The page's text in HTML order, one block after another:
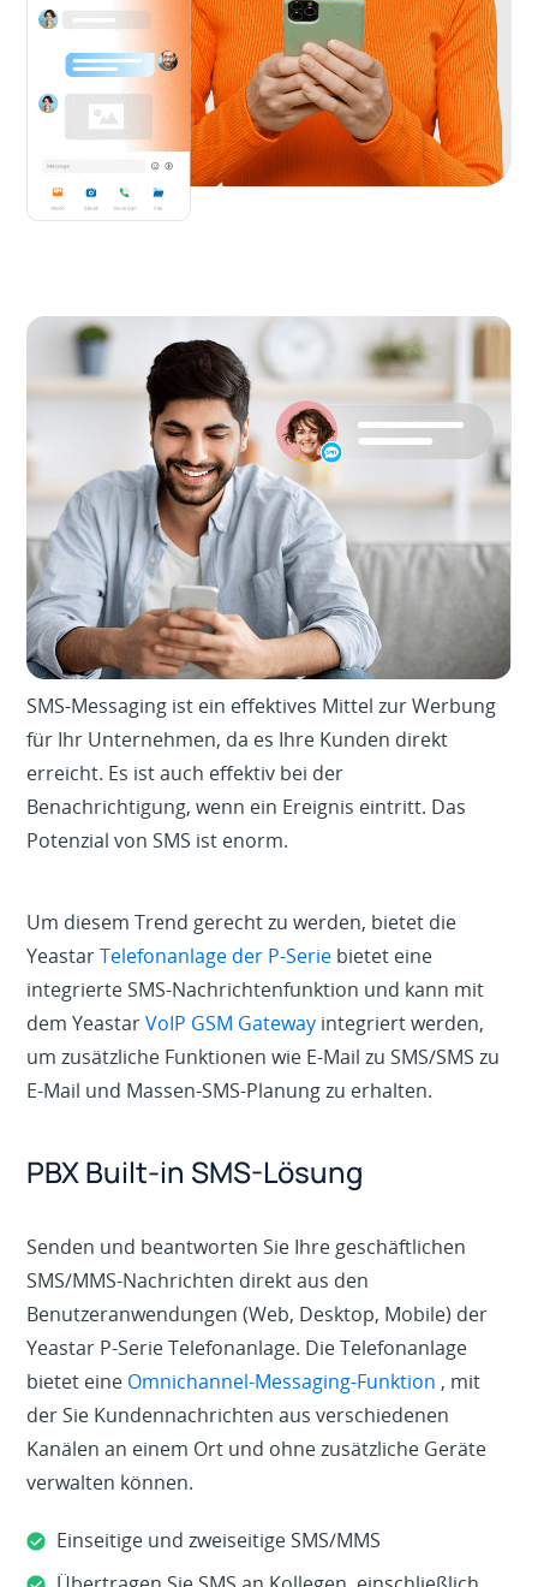
SMS-Messaging ist ein effektives Mittel zur Werbung
für Ihr Unternehmen, da es Ihre Kunden direkt
erreicht. Es ist auch effektiv bei der
Benachrichtigung, wenn ein Ereignis eintritt. Das
Potenzial von SMS ist enorm.
Um diesem Trend gerecht zu werden, bietet die
YeastarTelefonanlage der P-Serie bietet eine
integrierte SMS-Nachrichtenfunktion und kann mit
dem YeastarVoIP GSM Gateway integriert werden,
um zusätzliche Funktionen wie E-Mail zu SMS/SMS zu
E-Mail und Massen-SMS-Planung zu erhalten.
PBX Built-in SMS-Lösung
Senden und beantworten Sie Ihre geschäftlichen
SMS/MMS-Nachrichten direkt aus den
Benutzeranwendungen (Web, Desktop, Mobile) der
Yeastar P-Serie Telefonanlage. Die Telefonanlage
bietet eine Omnichannel-Messaging-Funktion , mit
der Sie Kundennachrichten aus verschiedenen
Kanälen an einem Ort und ohne zusätzliche Geräte
verwalten können.
Einseitige und zweiseitige SMS/MMS